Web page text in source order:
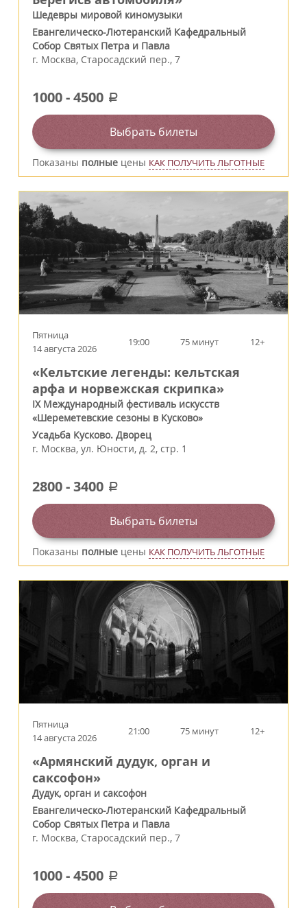
Шедевры мировой киномузыки
Евангелическо-Лютеранский Кафедральный
Собор Святых Петра и Павла
г. Москва, Старосадский пер., 7
1000-4500 a
Выбрать билеты
Показаны полные цены КАК ПОЛУЧИТЬ ЛЬГОТНЫЕ
Пятница
14 августа 2026
19:00 75 минут 12+
«Кельтские легенды: кельтская
арфа и норвежская скрипка»
IX Международный фестиваль искусств
«Шереметевские сезоны в Кусково»
Усадьба Кусково. Дворец
г. Москва, ул. Юности, д. 2, стр. 1
2800-3400 a
Выбрать билеты
Показаны полные цены КАК ПОЛУЧИТЬ ЛЬГОТНЫЕ
Пятница
14 августа 2026
21:00 75 минут 12+
«Армянский дудук, орган и
саксофон»
Дудук, орган и саксофон
Евангелическо-Лютеранский Кафедральный
Собор Святых Петра и Павла
г. Москва, Старосадский пер., 7
1000-4500 a